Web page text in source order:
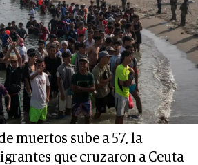
muertos sube a 57, la
que cruzaron a Ceuta